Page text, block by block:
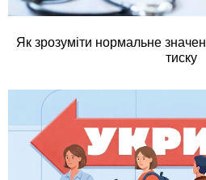
Як зрозуміти нормальне
тиску